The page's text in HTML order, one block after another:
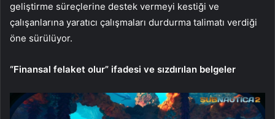
geliştirme süreçlerine destek vermeyi kestiği ve
çalışanlarına yaratıcı çalışmaları durdurma talimatı verdiği
öne sürülüyor.
“Finansal felaket olur” ifadesi ve sızdırılan belgeler